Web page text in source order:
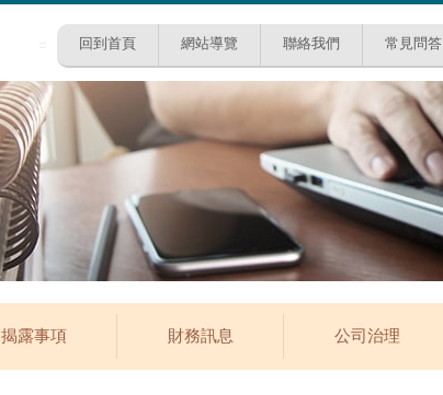
回到首頁 網站導覽 聯絡我們 常見問答
揭露事項 財務訊息 公司治理